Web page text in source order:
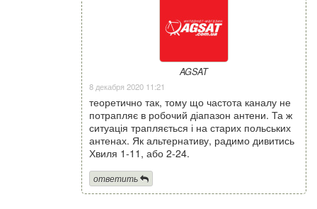
AGSAT
8 декабря 2020 11:21
теоретично так, тому що частота каналу не
потрапляє в робочий діапазон антени. Та ж
ситуація трапляється і на старих польських
антенах. Як альтернативу, радимо дивитись
Хвиля 1-11, або 2-24.
ответить